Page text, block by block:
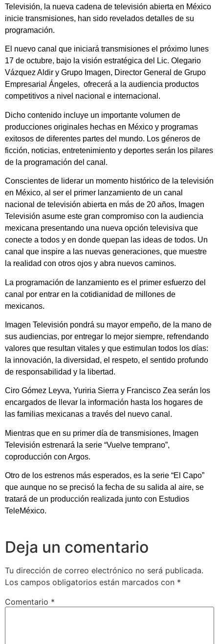
Televisión, la nueva cadena de televisión abierta en México
inicie transmisiones, han sido revelados detalles de su
programación.
El nuevo canal que iniciará transmisiones el próximo lunes
17 de octubre, bajo la visión estratégica del Lic. Olegario
Vázquez Aldir y Grupo Imagen, Director General de Grupo
Empresarial Ángeles, ofrecerá a la audiencia productos
competitivos a nivel nacional e internacional.
Dicho contenido incluye un importante volumen de
producciones originales hechas en México y programas
exitosos de diferentes partes del mundo. Los géneros de
ficción, noticias, entretenimiento y deportes serán los pilares
de la programación del canal.
Conscientes de liderar un momento histórico de la televisión
en México, al ser el primer lanzamiento de un canal
nacional de televisión abierta en más de 20 años, Imagen
Televisión asume este gran compromiso con la audiencia
mexicana presentando una nueva opción televisiva que
conecte a todos y en donde quepan las ideas de todos. Un
canal que inspire a las nuevas generaciones, que muestre
la realidad con otros ojos y abra nuevos caminos.
La programación de lanzamiento es el primer esfuerzo del
canal por entrar en la cotidianidad de millones de
mexicanos.
Imagen Televisión pondrá su mayor empeño, de la mano de
sus audiencias, por entregar lo mejor siempre, refrendando
valores que resultan vitales y que estimulan todos los días:
la innovación, la diversidad, el respeto, el sentido profundo
de responsabilidad y la libertad.
Ciro Gómez Leyva, Yuriria Sierra y Francisco Zea serán los
encargados de llevar la información hasta los hogares de
las familias mexicanas a través del nuevo canal.
Mientras que en su primer día de transmisiones, Imagen
Televisión estrenará la serie “Vuelve temprano”,
coproducción con Argos.
Otro de los estrenos más esperados, es la serie “El Capo”
que aunque no se precisó la fecha de su salida al aire, se
tratará de un producción realizada junto con Estudios
TeleMéxico.
Deja un comentario
Tu dirección de correo electrónico no será publicada.
Los campos obligatorios están marcados con *
Comentario *